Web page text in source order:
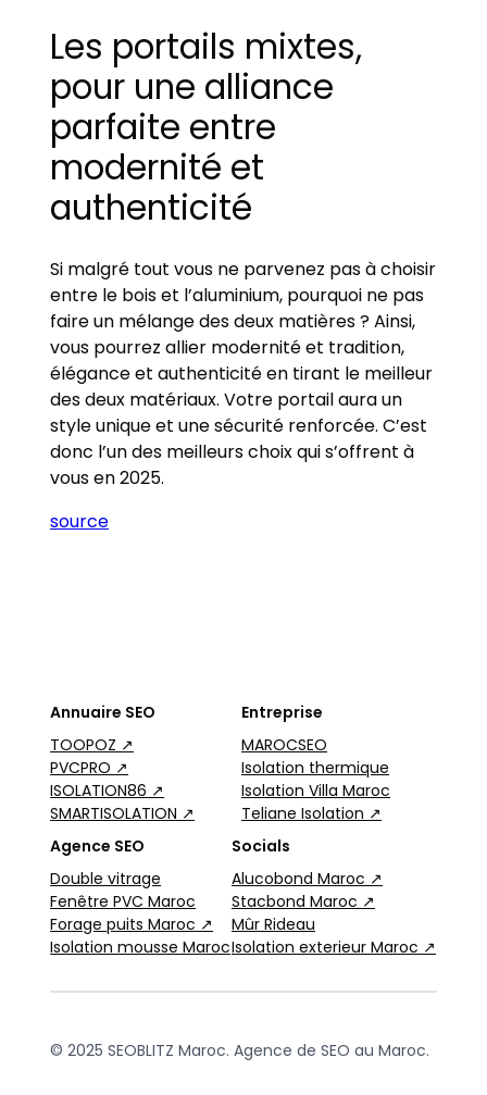
Les portails mixtes,
pour une alliance
parfaite entre
modernité et
authenticité
Si malgré tout vous ne parvenez pas à choisir
entre le bois et l’aluminium, pourquoi ne pas
faire un mélange des deux matières ? Ainsi,
vous pourrez allier modernité et tradition,
élégance et authenticité en tirant le meilleur
des deux matériaux. Votre portail aura un
style unique et une sécurité renforcée. C’est
donc l’un des meilleurs choix qui s’offrent à
vous en 2025.
source
Annuaire SEO
TOOPOZ ↗
PVCPRO ↗
ISOLATION86 ↗
SMARTISOLATION ↗
Entreprise
MAROCSEO
Isolation thermique
Isolation Villa Maroc
Teliane Isolation ↗
Agence SEO
Double vitrage
Fenêtre PVC Maroc
Forage puits Maroc ↗
Isolation mousse Maroc
Socials
Alucobond Maroc ↗
Stacbond Maroc ↗
Mûr Rideau
Isolation exterieur Maroc ↗
© 2025 SEOBLITZ Maroc. Agence de SEO au Maroc.